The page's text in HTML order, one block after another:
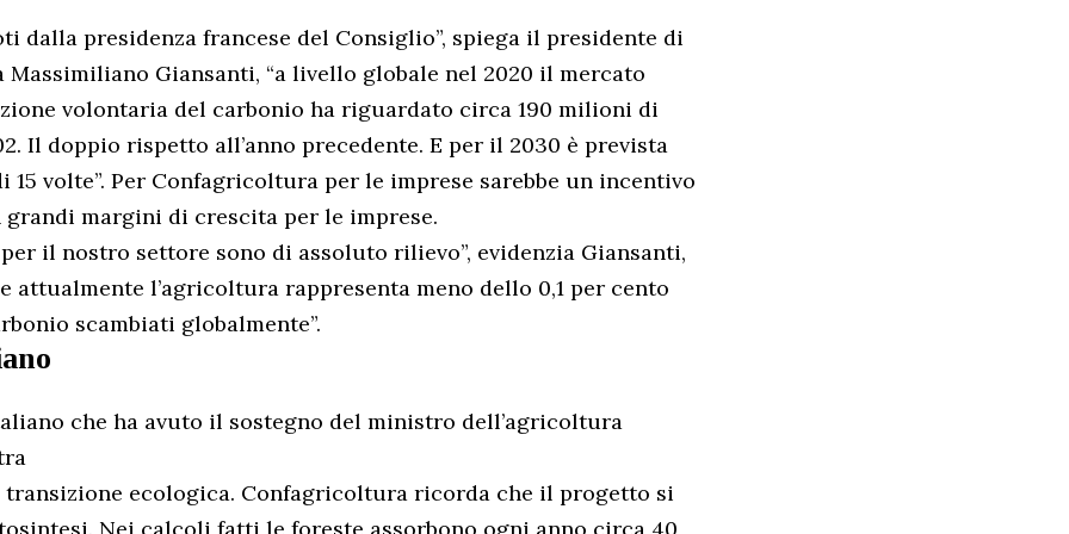
dalla presidenza francese del Consiglio”, spiega il presidente di
Giansanti, “a livello globale nel 2020 il mercato
volontaria del carbonio ha riguardato circa 190 milioni di
Il doppio rispetto all’anno precedente. E per il 2030 è prevista
15 volte”. Per Confagricoltura per le imprese sarebbe un incentivo
margini di crescita per le imprese.
il nostro settore sono di assoluto rilievo”, evidenzia Giansanti,
attualmente l’agricoltura rappresenta meno dello 0,1 per cento
scambiati globalmente”.
che ha avuto il sostegno del ministro dell’agricoltura
transizione ecologica. Confagricoltura ricorda che il progetto si